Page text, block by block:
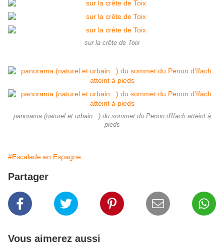
sur la crête de Toix
panorama (naturel et urbain...) du sommet du Penon d'Ifach atteint à
pieds
#Escalade en Espagne
Partager
Vous aimerez aussi